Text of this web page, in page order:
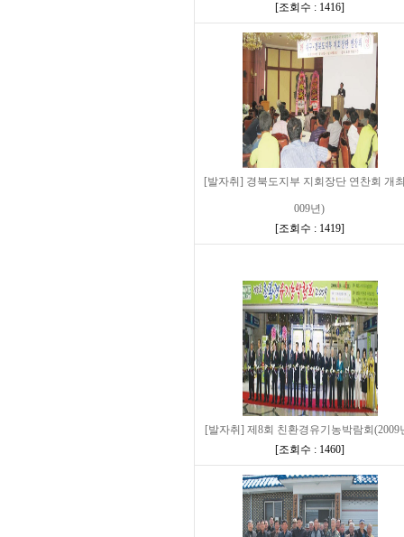
[조회수 : 1416]
[발자취] 경북도지부 지회장단 연찬회 개
009년)
[조회수 : 1419]
[발자취] 제8회 친환경유기농박람회(2009
[조회수 : 1460]